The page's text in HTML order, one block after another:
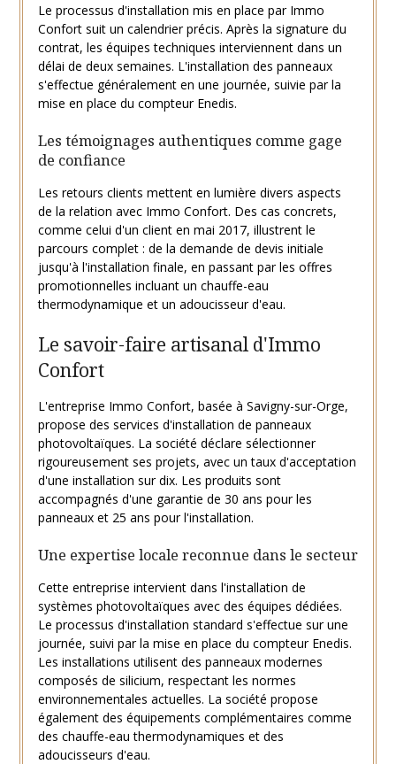
Le processus d'installation mis en place par Immo
Confort suit un calendrier précis. Après la signature du
contrat, les équipes techniques interviennent dans un
délai de deux semaines. L'installation des panneaux
s'effectue généralement en une journée, suivie par la
mise en place du compteur Enedis.
Les témoignages authentiques comme gage
de confiance
Les retours clients mettent en lumière divers aspects
de la relation avec Immo Confort. Des cas concrets,
comme celui d'un client en mai 2017, illustrent le
parcours complet : de la demande de devis initiale
jusqu'à l'installation finale, en passant par les offres
promotionnelles incluant un chauffe-eau
thermodynamique et un adoucisseur d'eau.
Le savoir-faire artisanal d'Immo
Confort
L'entreprise Immo Confort, basée à Savigny-sur-Orge,
propose des services d'installation de panneaux
photovoltaïques. La société déclare sélectionner
rigoureusement ses projets, avec un taux d'acceptation
d'une installation sur dix. Les produits sont
accompagnés d'une garantie de 30 ans pour les
panneaux et 25 ans pour l'installation.
Une expertise locale reconnue dans le secteur
Cette entreprise intervient dans l'installation de
systèmes photovoltaïques avec des équipes dédiées.
Le processus d'installation standard s'effectue sur une
journée, suivi par la mise en place du compteur Enedis.
Les installations utilisent des panneaux modernes
composés de silicium, respectant les normes
environnementales actuelles. La société propose
également des équipements complémentaires comme
des chauffe-eau thermodynamiques et des
adoucisseurs d'eau.